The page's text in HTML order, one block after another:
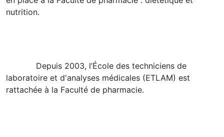
nutrition.
Depuis 2003, l’École des techniciens de
laboratoire et d'analyses médicales (ETLAM) est
rattachée à la Faculté de pharmacie.